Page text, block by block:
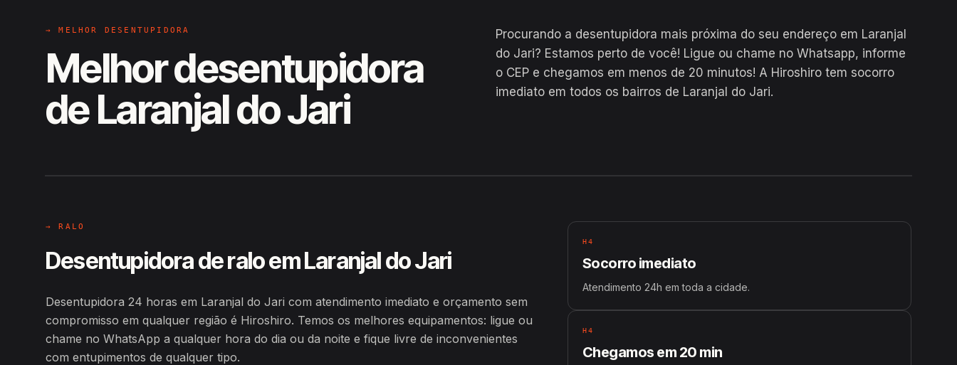
→ MELHOR DESENTUPIDORA
Melhor desentupidora
de Laranjal do Jari
Procurando a desentupidora mais próxima do seu endereço em Laranjal
do Jari? Estamos perto de você! Ligue ou chame no Whatsapp, informe
o CEP e chegamos em menos de 20 minutos! A Hiroshiro tem socorro
imediato em todos os bairros de Laranjal do Jari.
EM CAMPO
→ RALO
Desentupidora de ralo em Laranjal do Jari
Desentupidora 24 horas em Laranjal do Jari com atendimento imediato e orçamento sem
compromisso em qualquer região é Hiroshiro. Temos os melhores equipamentos: ligue ou
chame no WhatsApp a qualquer hora do dia ou da noite e fique livre de inconvenientes
com entupimentos de qualquer tipo.
H4
Socorro imediato
Atendimento 24h em toda a cidade.
H4
Chegamos em 20 min